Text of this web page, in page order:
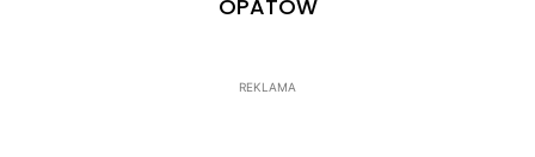
OPATÓW
REKLAMA